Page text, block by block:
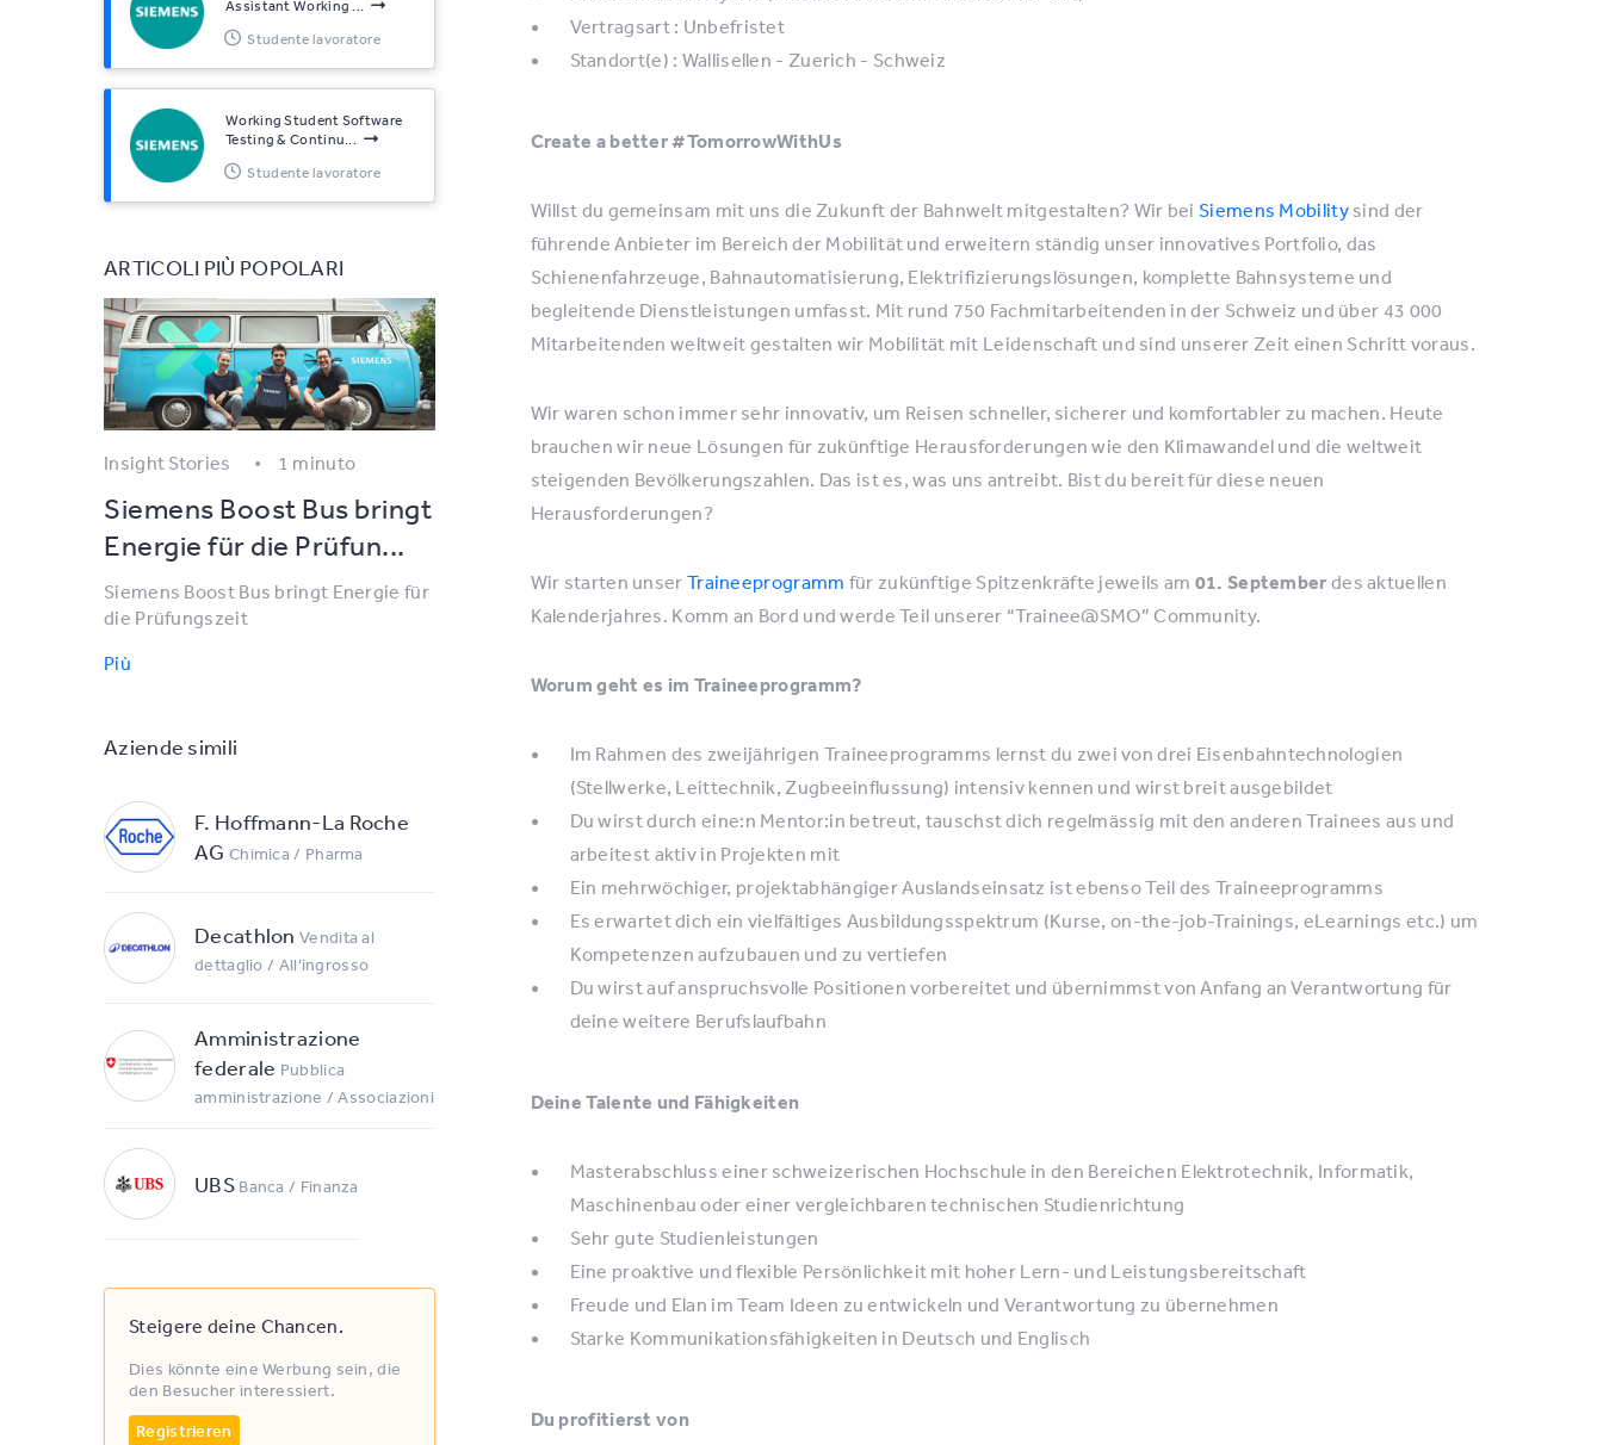
Assistant Working ...
Studente lavoratore
Working Student Software
Testing & Continu...
Studente lavoratore
ARTICOLI PIÙ POPOLARI
Insight Stories 1 minuto
Siemens Boost Bus bringt
Energie für die Prüfun...
Siemens Boost Bus bringt Energie für
die Prüfungszeit
Più
Aziende simili
F. Hoffmann-La Roche
AG Chimica / Pharma
Decathlon Vendita al
dettaglio / All'ingrosso
Amministrazione
federale Pubblica
amministrazione / Associazioni
UBS Banca / Finanza
Steigere deine Chancen.
Dies könnte eine Werbung sein, die
den Besucher interessiert.
Registrieren
Vertragsart : Unbefristet
Standort(e) : Wallisellen - Zuerich - Schweiz
Create a better #TomorrowWithUs
Willst du gemeinsam mit uns die Zukunft der Bahnwelt mitgestalten? Wir bei Siemens Mobility sind der
führende Anbieter im Bereich der Mobilität und erweitern ständig unser innovatives Portfolio, das
Schienenfahrzeuge, Bahnautomatisierung, Elektrifizierungslösungen, komplette Bahnsysteme und
begleitende Dienstleistungen umfasst. Mit rund 750 Fachmitarbeitenden in der Schweiz und über 43 000
Mitarbeitenden weltweit gestalten wir Mobilität mit Leidenschaft und sind unserer Zeit einen Schritt voraus.
Wir waren schon immer sehr innovativ, um Reisen schneller, sicherer und komfortabler zu machen. Heute
brauchen wir neue Lösungen für zukünftige Herausforderungen wie den Klimawandel und die weltweit
steigenden Bevölkerungszahlen. Das ist es, was uns antreibt. Bist du bereit für diese neuen
Herausforderungen?
Wir starten unser Traineeprogramm für zukünftige Spitzenkräfte jeweils am 01. September des aktuellen
Kalenderjahres. Komm an Bord und werde Teil unserer “Trainee@SMO” Community.
Worum geht es im Traineeprogramm?
Im Rahmen des zweijährigen Traineeprogramms lernst du zwei von drei Eisenbahntechnologien
(Stellwerke, Leittechnik, Zugbeeinflussung) intensiv kennen und wirst breit ausgebildet
Du wirst durch eine:n Mentor:in betreut, tauschst dich regelmässig mit den anderen Trainees aus und
arbeitest aktiv in Projekten mit
Ein mehrwöchiger, projektabhängiger Auslandseinsatz ist ebenso Teil des Traineeprogramms
Es erwartet dich ein vielfältiges Ausbildungsspektrum (Kurse, on-the-job-Trainings, eLearnings etc.) um
Kompetenzen aufzubauen und zu vertiefen
Du wirst auf anspruchsvolle Positionen vorbereitet und übernimmst von Anfang an Verantwortung für
deine weitere Berufslaufbahn
Deine Talente und Fähigkeiten
Masterabschluss einer schweizerischen Hochschule in den Bereichen Elektrotechnik, Informatik,
Maschinenbau oder einer vergleichbaren technischen Studienrichtung
Sehr gute Studienleistungen
Eine proaktive und flexible Persönlichkeit mit hoher Lern- und Leistungsbereitschaft
Freude und Elan im Team Ideen zu entwickeln und Verantwortung zu übernehmen
Starke Kommunikationsfähigkeiten in Deutsch und Englisch
Du profitierst von